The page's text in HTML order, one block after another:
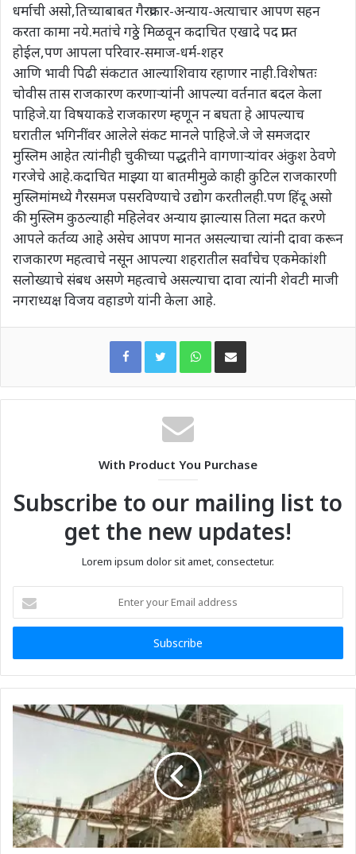
धर्माची असो,तिच्याबाबत गैरप्रकार-अन्याय-अत्याचार आपण सहन
करता कामा नये.मतांचे गठ्ठे मिळवून कदाचित एखादे पद प्राप्त
होईल,पण आपला परिवार-समाज-धर्म-शहर
आणि भावी पिढी संकटात आल्याशिवाय रहाणार नाही.विशेषतः
चोवीस तास राजकारण करणाऱ्यांनी आपल्या वर्तनात बदल केला
पाहिजे.या विषयाकडे राजकारण म्हणून न बघता हे आपल्याच
घरातील भगिनींवर आलेले संकट मानले पाहिजे.जे जे समजदार
मुस्लिम आहेत त्यांनीही चुकीच्या पद्धतीने वागणाऱ्यांवर अंकुश ठेवणे
गरजेचे आहे.कदाचित माझ्या या बातमीमुळे काही कुटिल राजकारणी
मुस्लिमांमध्ये गैरसमज पसरविण्याचे उद्योग करतीलही.पण हिंदू असो
की मुस्लिम कुठल्याही महिलेवर अन्याय झाल्यास तिला मदत करणे
आपले कर्तव्य आहे असेच आपण मानत असल्याचा त्यांनी दावा करून
राजकारण महत्वाचे नसून आपल्या शहरातील सर्वांचेच एकमेकांशी
सलोख्याचे संबध असणे महत्वाचे असल्याचा दावा त्यांनी शेवटी माजी
नगराध्यक्ष विजय वहाडणे यांनी केला आहे.
WhatsAppShare via Email
With Product You Purchase
Subscribe to our mailing list to
get the new updates!
Lorem ipsum dolor sit amet, consectetur.
your
Email